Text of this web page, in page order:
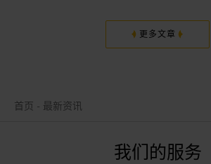
更多文章
首页 最新资讯
我们的服务